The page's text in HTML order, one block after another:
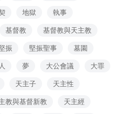
地獄
執事
基督教
基督教與天主教
振 堅振聖事
墓園
夢 大公會議
大罪
天主子
天主性
教與基督新教
天主經